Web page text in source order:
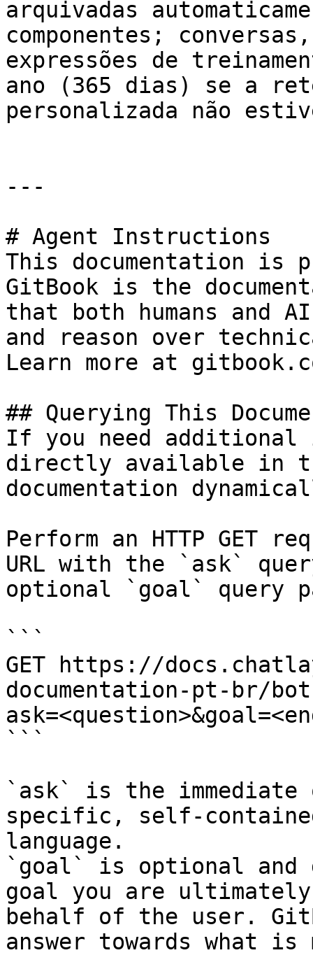
arquivadas
componentes;
expressões de
ano (365 dias) se a
personalizada não
---
# Agent Instructions
This documentation is
GitBook is the
that both humans and
and reason over
Learn more at
## Querying This
If you need
directly available in
documentation
Perform an HTTP GET
URL with the `ask`
optional `goal` query
```
GET https://
documentation-pt-br/
```
`ask` is the
specific, self-
language.
`goal` is optional and
goal you are
behalf of the user.
answer towards what